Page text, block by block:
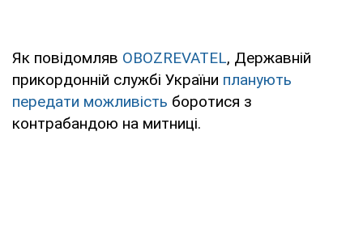
Як повідомляв OBOZREVATEL, Державній
прикордонній службі України планують
передати можливість боротися з
контрабандою на митниці.